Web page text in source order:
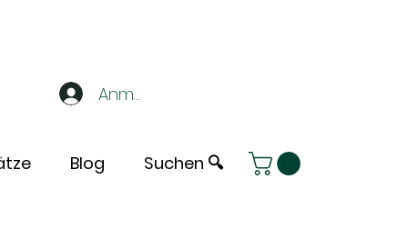
Anmelden
Blog Suchen 🔍